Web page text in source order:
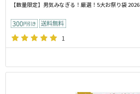
【数量限定】男気みなぎる！厳選！5大お祭り袋 2026
1